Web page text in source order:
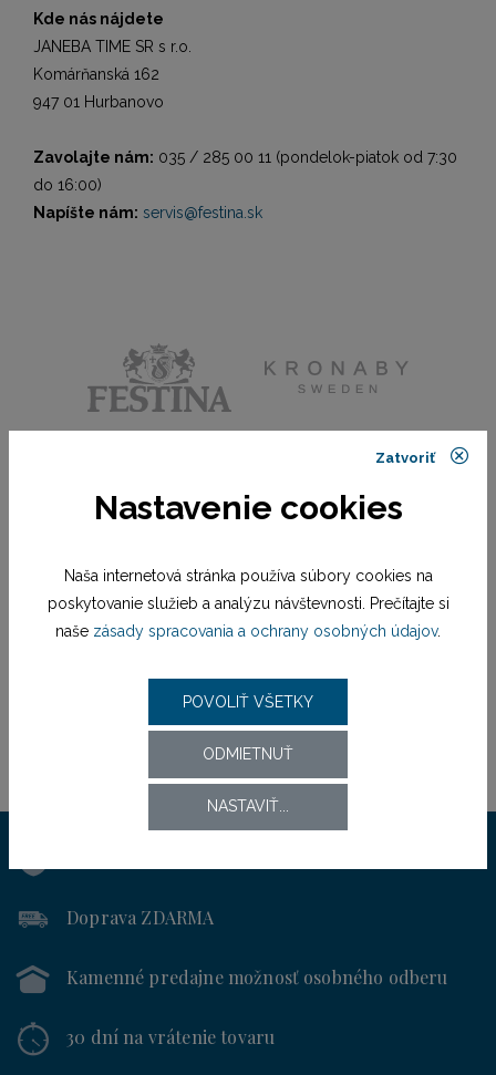
Kde nás nájdete
JANEBA TIME SR s r.o.
Komárňanská 162
947 01 Hurbanovo
Zavolajte nám: 035 / 285 00 11 (pondelok-piatok od 7:30
do 16:00)
Napíšte nám: servis@festina.sk
Doprava ZDARMA
Kamenné predajnemožnosť osobného odberu
30 dní na vrátenie tovaru
Zatvoriť
Nastavenie cookies
Naša internetová stránka používa súbory cookies na
poskytovanie služieb a analýzu návštevnosti. Prečítajte si
naše zásady spracovania a ochrany osobných údajov.
POVOLIŤ VŠETKY
ODMIETNUŤ
NASTAVIŤ...